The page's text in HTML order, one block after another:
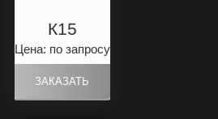
К15
Цена: по запросу